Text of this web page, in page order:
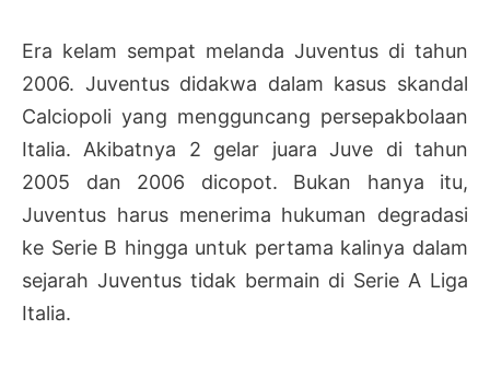
Era kelam sempat melanda Juventus di tahun
2006. Juventus didakwa dalam kasus skandal
Calciopoli yang mengguncang persepakbolaan
Italia. Akibatnya 2 gelar juara Juve di tahun
2005 dan 2006 dicopot. Bukan hanya itu,
Juventus harus menerima hukuman degradasi
ke Serie B hingga untuk pertama kalinya dalam
sejarah Juventus tidak bermain di Serie A Liga
Italia.